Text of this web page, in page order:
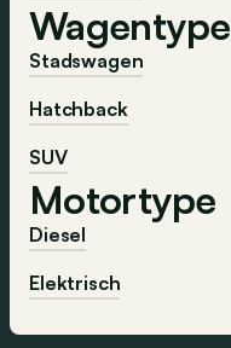
Wagentype
Stadswagen
Hatchback
SUV
Motortype
Diesel
Elektrisch